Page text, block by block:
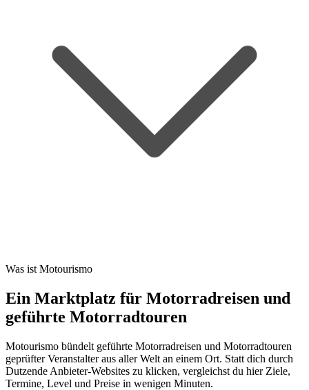
Was ist Motourismo
Ein Marktplatz für Motorradreisen und
geführte Motorradtouren
Motourismo bündelt geführte Motorradreisen und Motorradtouren
geprüfter Veranstalter aus aller Welt an einem Ort. Statt dich durch
Dutzende Anbieter-Websites zu klicken, vergleichst du hier Ziele,
Termine, Level und Preise in wenigen Minuten.